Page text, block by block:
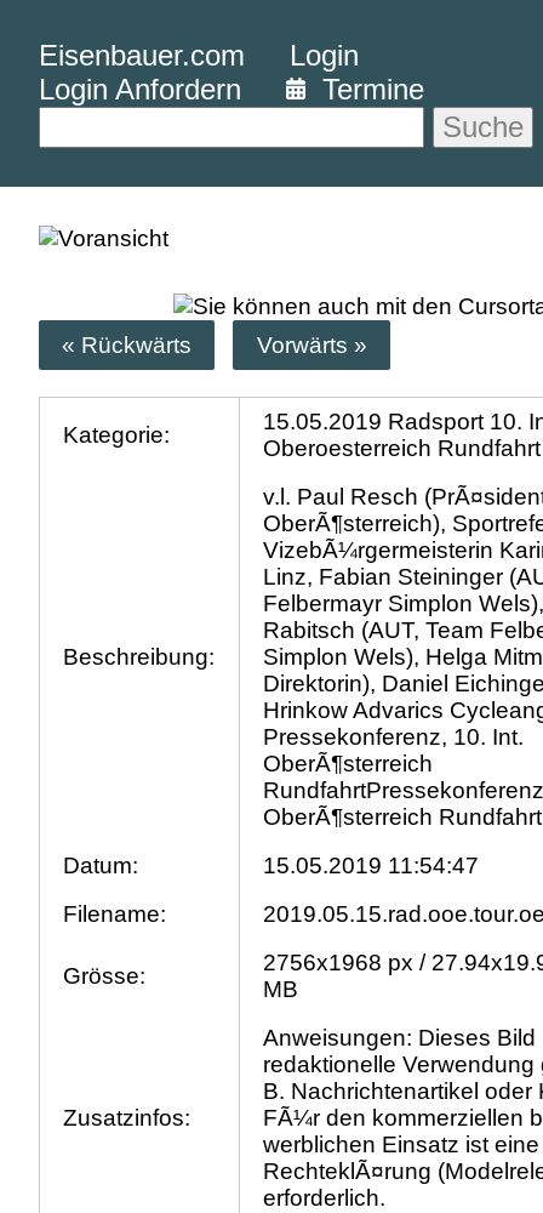
Eisenbauer.com
Login
Login Anfordern
Termine
Suche
« Rückwärts Vorwärts »
Kategorie:
15.05.2019 Radsport 10.
Oberoesterreich
Beschreibung:
v.l. Paul Resch
OberÃ¶sterreich),
VizebÃ¼rgermeisterin
Linz, Fabian Steininger
Felbermayr Simplon
Rabitsch (AUT, Team
Simplon Wels), Helga
Direktorin), Daniel
Hrinkow Advarics
Pressekonferenz, 10. Int.
OberÃ¶sterreich
OberÃ¶sterreich Rundfahrt
Datum:
15.05.2019 11:54:47
Filename:
Grösse:
2756x1968 px /
MB
Zusatzinfos:
Anweisungen: Dieses
redaktionelle Verwendung
B. Nachrichtenartikel oder
FÃ¼r den kommerziellen
werblichen Einsatz ist
RechteklÃ¤rung
erforderlich.